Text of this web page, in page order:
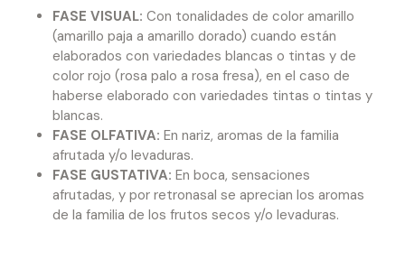
FASE VISUAL: Con tonalidades de color amarillo
(amarillo paja a amarillo dorado) cuando están
elaborados con variedades blancas o tintas y de
color rojo (rosa palo a rosa fresa), en el caso de
haberse elaborado con variedades tintas o tintas y
blancas.
FASE OLFATIVA: En nariz, aromas de la familia
afrutada y/o levaduras.
FASE GUSTATIVA: En boca, sensaciones
afrutadas, y por retronasal se aprecian los aromas
de la familia de los frutos secos y/o levaduras.